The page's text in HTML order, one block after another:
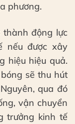
phương.
động lực
nếu được xây
hiệu hiệu quả.
sẽ thu hút
qua đó
vận chuyển
trưởng kinh tế